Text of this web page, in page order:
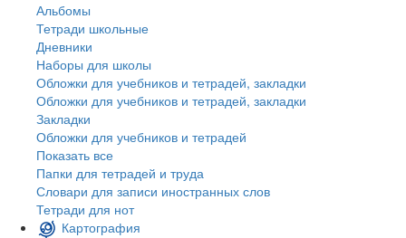
Альбомы
Тетради школьные
Дневники
Наборы для школы
Обложки для учебников и тетрадей, закладки
Обложки для учебников и тетрадей, закладки
Закладки
Обложки для учебников и тетрадей
Показать все
Папки для тетрадей и труда
Словари для записи иностранных слов
Тетради для нот
Картография